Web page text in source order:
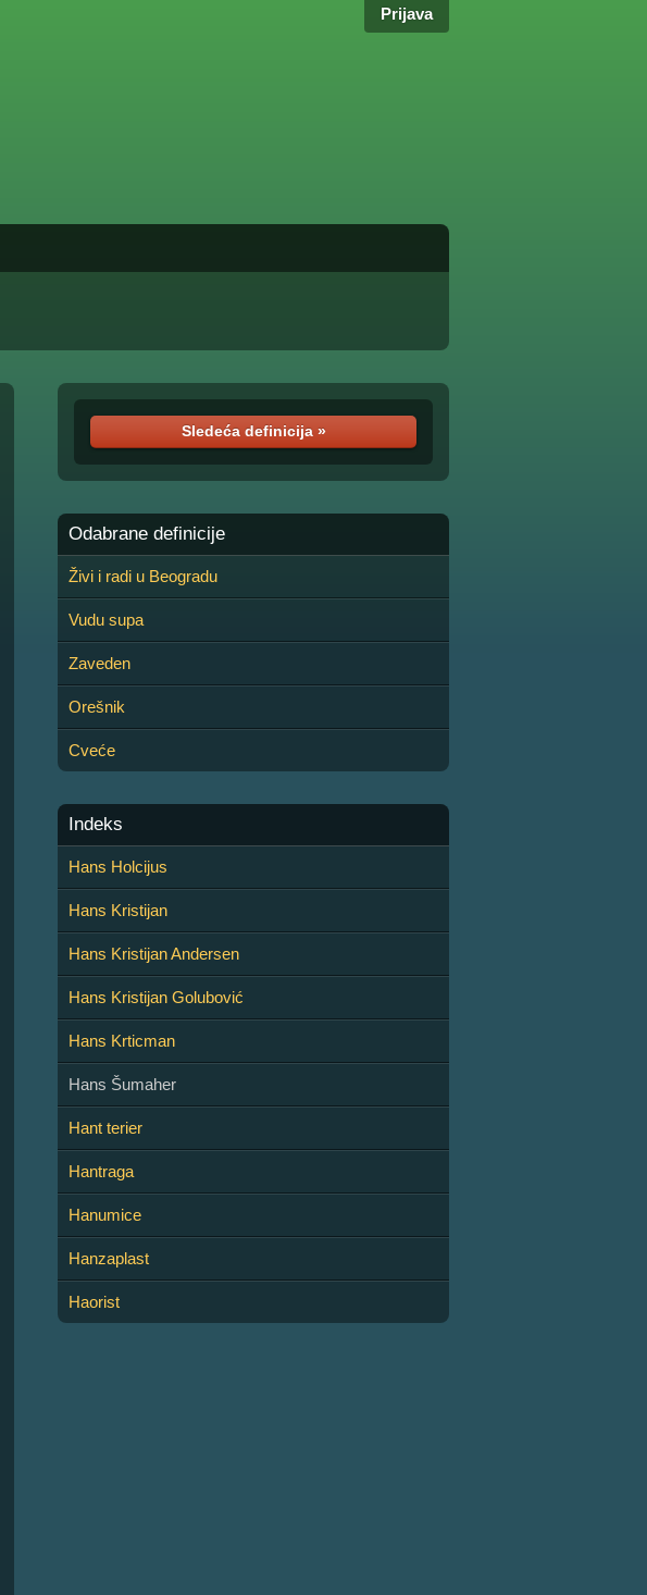
Prijava
Sledeća definicija »
Odabrane definicije
Živi i radi u Beogradu
Vudu supa
Zaveden
Orešnik
Cveće
Indeks
Hans Holcijus
Hans Kristijan
Hans Kristijan Andersen
Hans Kristijan Golubović
Hans Krticman
Hans Šumaher
Hant terier
Hantraga
Hanumice
Hanzaplast
Haorist